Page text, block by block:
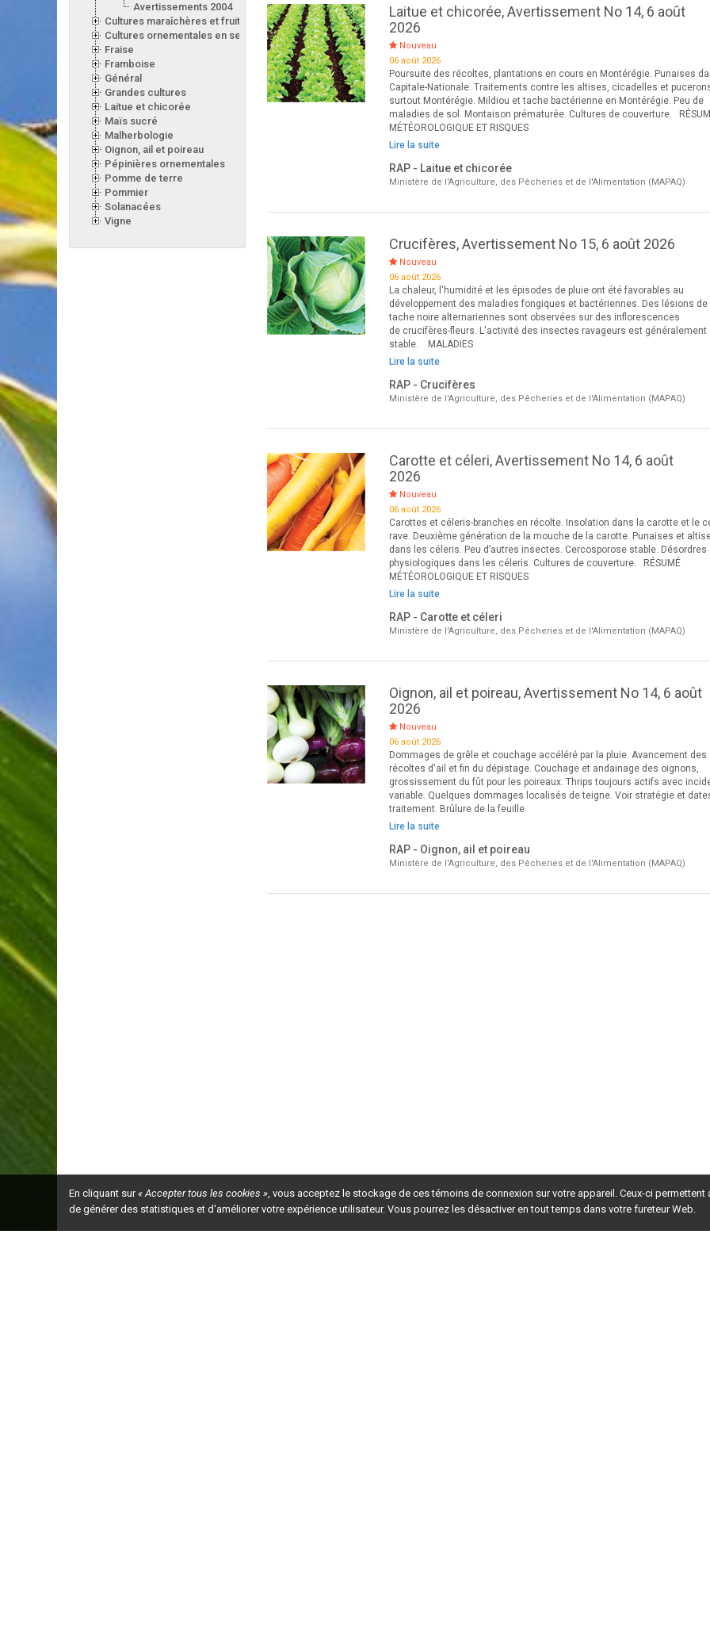
Avertissements 2004
Cultures maraîchères et fruitières en serre
Cultures ornementales en serre
Fraise
Framboise
Général
Grandes cultures
Laitue et chicorée
Maïs sucré
Malherbologie
Oignon, ail et poireau
Pépinières ornementales
Pomme de terre
Pommier
Solanacées
Vigne
Laitue et chicorée, Avertissement No 14, 6 août
2026
Nouveau
06 août 2026
Poursuite des récoltes, plantations en cours en Montérégie. Punaises
Capitale-Nationale. Traitements contre les altises, cicadelles et
surtout Montérégie. Mildiou et tache bactérienne en Montérégie. Peu de
maladies de sol. Montaison prématurée. Cultures de couverture.
MÉTÉOROLOGIQUE ET RISQUES
Lire la suite
RAP - Laitue et chicorée
Ministère de l'Agriculture, des Pêcheries et de l'Alimentation (MAPAQ)
Crucifères, Avertissement No 15, 6 août 2026
Nouveau
06 août 2026
La chaleur, l'humidité et les épisodes de pluie ont été favorables au
développement des maladies fongiques et bactériennes. Des lésions de
tache noire alternariennes sont observées sur des inflorescences
de crucifères-fleurs. L'activité des insectes ravageurs est généralement
stable. MALADIES
Lire la suite
RAP - Crucifères
Ministère de l'Agriculture, des Pêcheries et de l'Alimentation (MAPAQ)
Carotte et céleri, Avertissement No 14, 6 août
2026
Nouveau
06 août 2026
Carottes et céleris-branches en récolte. Insolation dans la carotte et le
rave. Deuxième génération de la mouche de la carotte. Punaises et
dans les céleris. Peu d’autres insectes. Cercosporose stable. Désordres
physiologiques dans les céleris. Cultures de couverture. RÉSUMÉ
MÉTÉOROLOGIQUE ET RISQUES
Lire la suite
RAP - Carotte et céleri
Ministère de l'Agriculture, des Pêcheries et de l'Alimentation (MAPAQ)
Oignon, ail et poireau, Avertissement No 14, 6 août
2026
Nouveau
06 août 2026
Dommages de grêle et couchage accéléré par la pluie. Avancement des
récoltes d'ail et fin du dépistage. Couchage et andainage des oignons,
grossissement du fût pour les poireaux. Thrips toujours actifs avec
variable. Quelques dommages localisés de teigne. Voir stratégie et
traitement. Brûlure de la feuille
Lire la suite
RAP - Oignon, ail et poireau
Ministère de l'Agriculture, des Pêcheries et de l'Alimentation (MAPAQ)
En cliquant sur« Accepter tous les cookies », vous acceptez le stockage de ces témoins de connexion sur votre appareil. Ceux-ci permettent
de générer des statistiques et d'améliorer votre expérience utilisateur. Vous pourrez les désactiver en tout temps dans votre fureteur Web.